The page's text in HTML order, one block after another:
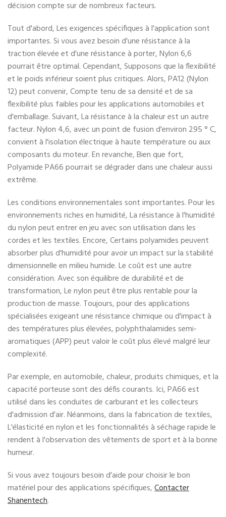
décision compte sur de nombreux facteurs.
Tout d'abord, Les exigences spécifiques à l'application sont
importantes. Si vous avez besoin d'une résistance à la
traction élevée et d'une résistance à porter, Nylon 6,6
pourrait être optimal. Cependant, Supposons que la flexibilité
et le poids inférieur soient plus critiques. Alors, PA12 (Nylon
12) peut convenir, Compte tenu de sa densité et de sa
flexibilité plus faibles pour les applications automobiles et
d'emballage. Suivant, La résistance à la chaleur est un autre
facteur. Nylon 4,6, avec un point de fusion d'environ 295 ° C,
convient à l'isolation électrique à haute température ou aux
composants du moteur. En revanche, Bien que fort,
Polyamide PA66 pourrait se dégrader dans une chaleur aussi
extrême.
Les conditions environnementales sont importantes. Pour les
environnements riches en humidité, La résistance à l'humidité
du nylon peut entrer en jeu avec son utilisation dans les
cordes et les textiles. Encore, Certains polyamides peuvent
absorber plus d'humidité pour avoir un impact sur la stabilité
dimensionnelle en milieu humide. Le coût est une autre
considération. Avec son équilibre de durabilité et de
transformation, Le nylon peut être plus rentable pour la
production de masse. Toujours, pour des applications
spécialisées exigeant une résistance chimique ou d'impact à
des températures plus élevées, polyphthalamides semi-
aromatiques (APP) peut valoir le coût plus élevé malgré leur
complexité.
Par exemple, en automobile, chaleur, produits chimiques, et la
capacité porteuse sont des défis courants. Ici, PA66 est
utilisé dans les conduites de carburant et les collecteurs
d'admission d'air. Néanmoins, dans la fabrication de textiles,
L'élasticité en nylon et les fonctionnalités à séchage rapide le
rendent à l'observation des vêtements de sport et à la bonne
humeur.
Si vous avez toujours besoin d'aide pour choisir le bon
matériel pour des applications spécifiques,Contacter
Shanentech.